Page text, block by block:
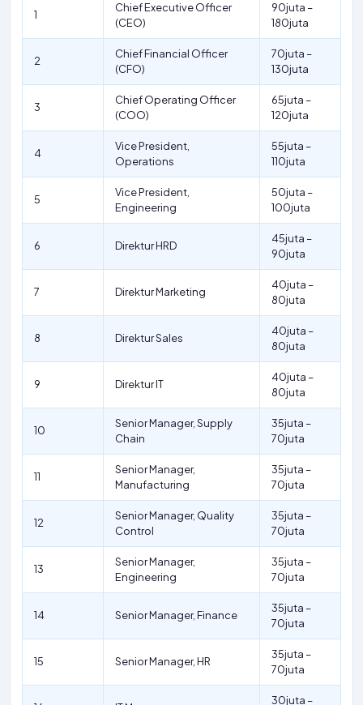
1
Chief Executive Officer
(CEO)
90juta –
180juta
2
Chief Financial Officer
(CFO)
70juta –
130juta
3
Chief Operating Officer
(COO)
65juta –
120juta
4
Vice President,
Operations
55juta –
110juta
5
Vice President,
Engineering
50juta –
100juta
6 Direktur HRD
45juta –
90juta
7 Direktur Marketing
40juta –
80juta
8 Direktur Sales
40juta –
80juta
9 Direktur IT
40juta –
80juta
10
Senior Manager, Supply
Chain
35juta –
70juta
11
Senior Manager,
Manufacturing
35juta –
70juta
12
Senior Manager, Quality
Control
35juta –
70juta
13
Senior Manager,
Engineering
35juta –
70juta
14 Senior Manager, Finance
35juta –
70juta
15 Senior Manager, HR
35juta –
70juta
30juta –